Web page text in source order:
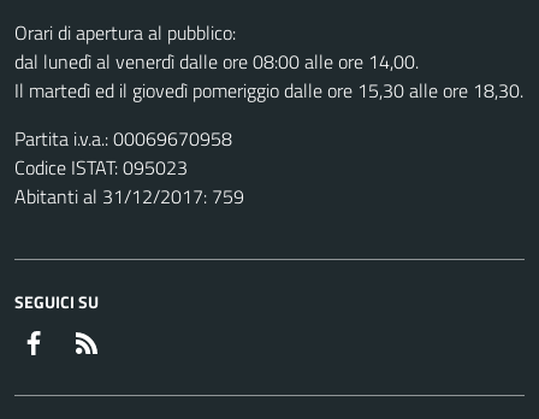
Orari di apertura al pubblico:
dal lunedì al venerdì dalle ore 08:00 alle ore 14,00.
Il martedì ed il giovedì pomeriggio dalle ore 15,30 alle ore 18,30.
Partita i.v.a.: 00069670958
Codice ISTAT: 095023
Abitanti al 31/12/2017: 759
SEGUICI SU
Facebook